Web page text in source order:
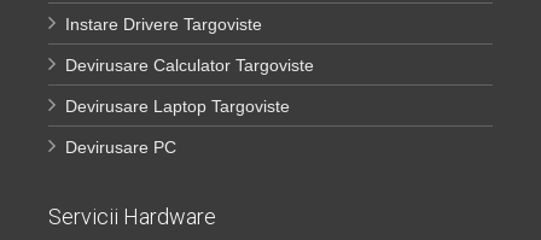
Instare Drivere Targoviste
Devirusare Calculator Targoviste
Devirusare Laptop Targoviste
Devirusare PC
Servicii Hardware